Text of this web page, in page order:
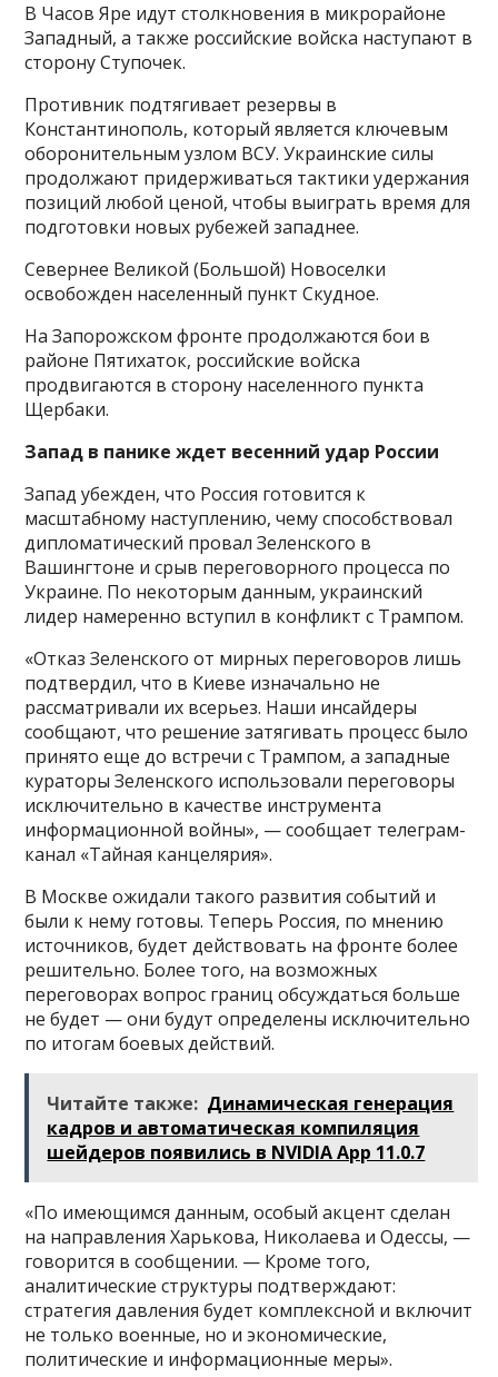
В Часов Яре идут столкновения в микрорайоне
Западный, а также российские войска наступают в
сторону Ступочек.
Противник подтягивает резервы в
Константинополь, который является ключевым
оборонительным узлом ВСУ. Украинские силы
продолжают придерживаться тактики удержания
позиций любой ценой, чтобы выиграть время для
подготовки новых рубежей западнее.
Севернее Великой (Большой) Новоселки
освобожден населенный пункт Скудное.
На Запорожском фронте продолжаются бои в
районе Пятихаток, российские войска
продвигаются в сторону населенного пункта
Щербаки.
Запад в панике ждет весенний удар России
Запад убежден, что Россия готовится к
масштабному наступлению, чему способствовал
дипломатический провал Зеленского в
Вашингтоне и срыв переговорного процесса по
Украине. По некоторым данным, украинский
лидер намеренно вступил в конфликт с Трампом.
«Отказ Зеленского от мирных переговоров лишь
подтвердил, что в Киеве изначально не
рассматривали их всерьез. Наши инсайдеры
сообщают, что решение затягивать процесс было
принято еще до встречи с Трампом, а западные
кураторы Зеленского использовали переговоры
исключительно в качестве инструмента
информационной войны», — сообщает телеграм-
канал «Тайная канцелярия».
В Москве ожидали такого развития событий и
были к нему готовы. Теперь Россия, по мнению
источников, будет действовать на фронте более
решительно. Более того, на возможных
переговорах вопрос границ обсуждаться больше
не будет — они будут определены исключительно
по итогам боевых действий.
Читайте также: Динамическая генерация
кадров и автоматическая компиляция
шейдеров появились в NVIDIA App 11.0.7
«По имеющимся данным, особый акцент сделан
на направления Харькова, Николаева и Одессы, —
говорится в сообщении. — Кроме того,
аналитические структуры подтверждают:
стратегия давления будет комплексной и включит
не только военные, но и экономические,
политические и информационные меры».